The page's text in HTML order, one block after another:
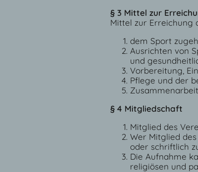
§ 3 Mittel zur
Mittel zur Erreichung
dem Sport
Ausrichten von
und
Vorbereitung,
Pflege und der
§ 4 Mitgliedschaft
Mitglied des
Wer Mitglied
oder schriftlich
Die Aufnahme
religiösen und